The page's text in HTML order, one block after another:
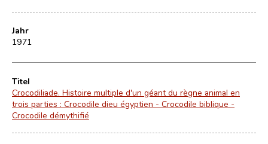
Jahr
1971
Titel
Crocodiliade. Histoire multiple d'un géant du règne animal en
trois parties : Crocodile dieu égyptien - Crocodile biblique -
Crocodile démythifié